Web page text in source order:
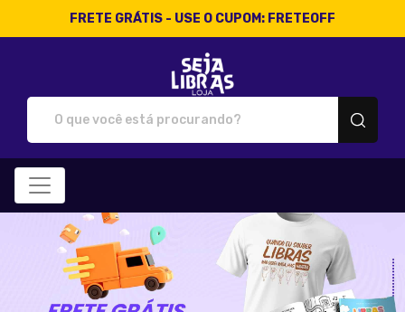
FRETE GRÁTIS - USE O CUPOM: FRETEOFF